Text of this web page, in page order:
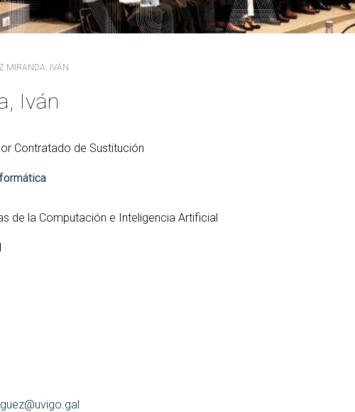
Órganos de gobierno
Coordinación
Prevención de riesgos
Colegios profesionales
profesorado nuevo
extracurriculares
Prácticas en empresa
PARS Grado y Máster en
Ingeniería Informática
MIRANDA, IVÁN
Iván
Contratado de Sustitución
de la Computación e Inteligencia Artificial